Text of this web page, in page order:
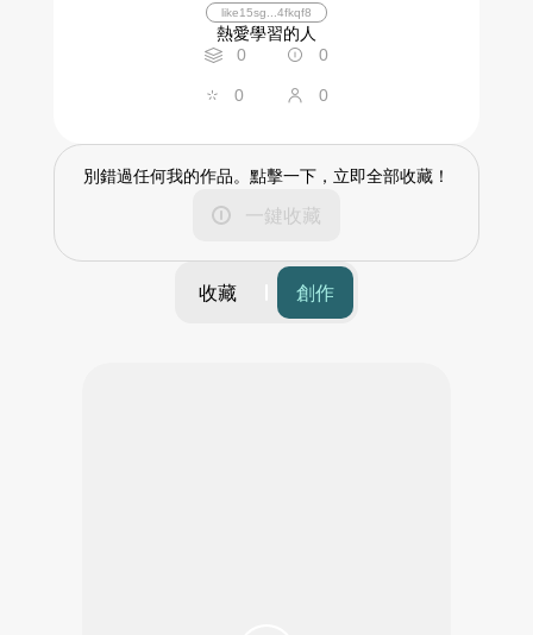
like15sg...4fkqf8
熱愛學習的人
0
0
0 0
別錯過任何我的作品。點擊一下，立即全部收藏！
一鍵收藏
收藏 創作